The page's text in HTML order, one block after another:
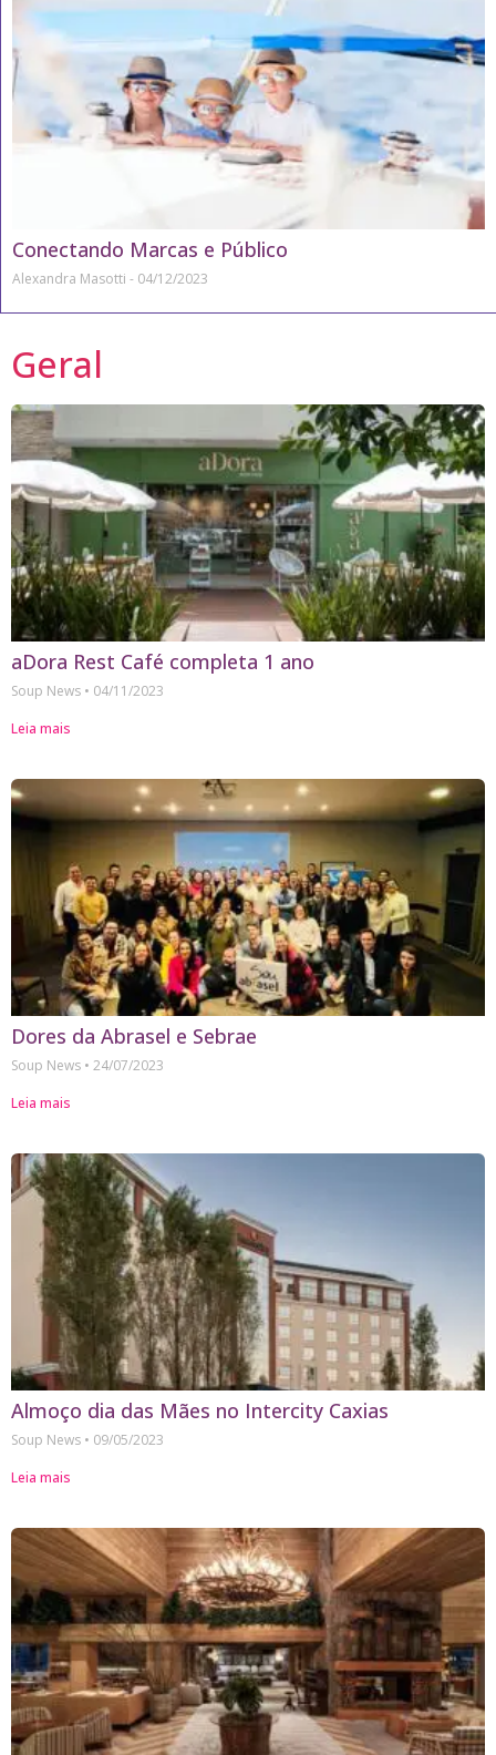
Conectando Marcas e Público
Alexandra Masotti 04/12/2023
Geral
aDora Rest Café completa 1 ano
Soup News
04/11/2023
Leia mais
Dores da Abrasel e Sebrae
Soup News
24/07/2023
Leia mais
Almoço dia das Mães no Intercity Caxias
Soup News
09/05/2023
Leia mais